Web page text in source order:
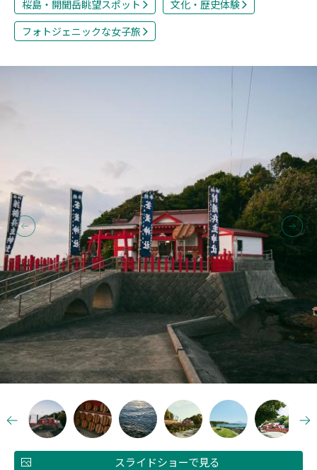
桜島・開聞岳眺望スポット
文化・歴史体験
フォトジェニックな女子旅
スライドショーで見る